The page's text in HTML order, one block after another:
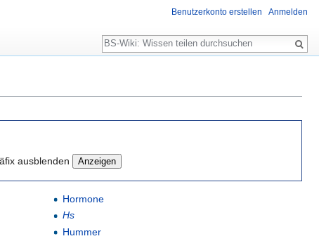
ausblenden
Hormone
Hs
Hummer
Benutzerkonto erstellen Anmelden
Suche